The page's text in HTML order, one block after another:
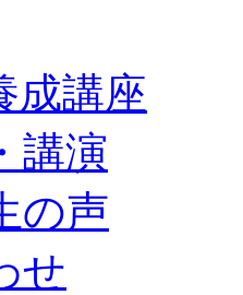
成講座
講演
の声
せ